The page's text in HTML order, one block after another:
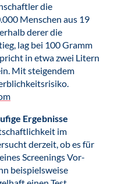
die
Menschen aus 19
derer die
lag bei 100 Gramm
in etwa zwei Litern
Mit steigendem
Ergebnisse
im
derzeit, ob es für
Screenings Vor-
beispielsweise